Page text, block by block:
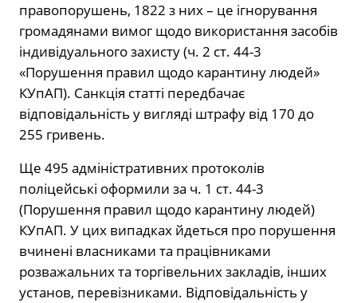
правопорушень, 1822 з них – це ігнорування
громадянами вимог щодо використання засобів
індивідуального захисту (ч. 2 ст. 44-3
«Порушення правил щодо карантину людей»
КУпАП). Санкція статті передбачає
відповідальність у вигляді штрафу від 170 до
255 гривень.
Ще 495 адміністративних протоколів
поліцейські оформили за ч. 1 ст. 44-3
(Порушення правил щодо карантину людей)
КУпАП. У цих випадках йдеться про порушення
вчинені власниками та працівниками
розважальних та торгівельних закладів, інших
установ, перевізниками. Відповідальність у